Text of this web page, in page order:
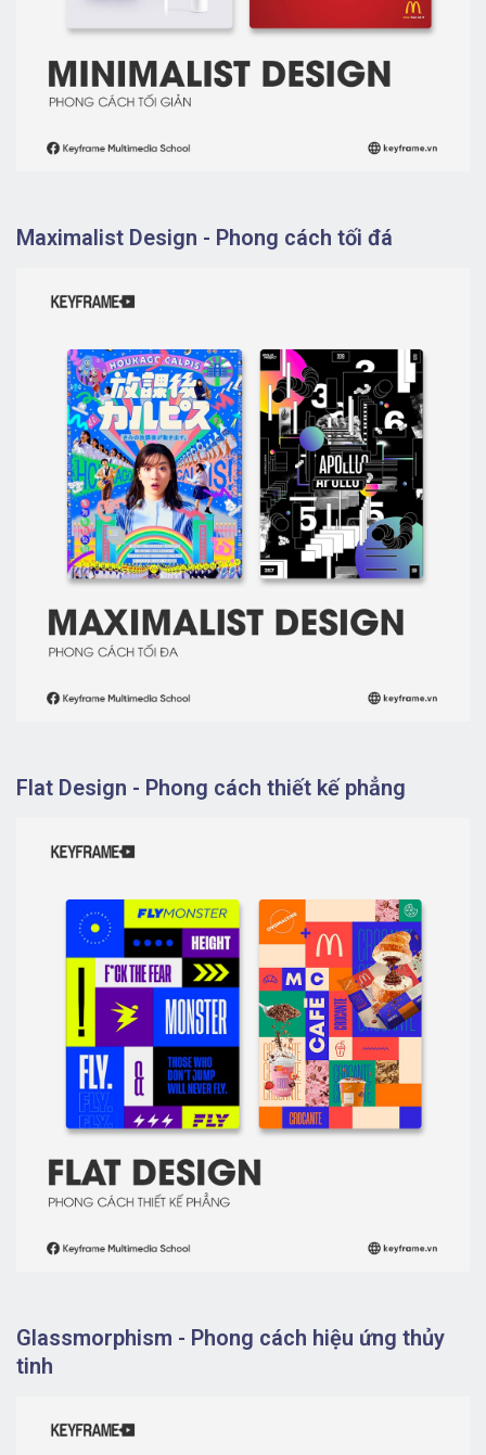
Maximalist Design - Phong cách tối đá
Flat Design - Phong cách thiết kế phẳng
Glassmorphism - Phong cách hiệu ứng thủy
tinh